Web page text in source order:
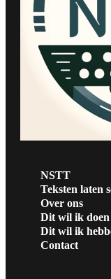
NSTT
Teksten laten
Over ons
Dit wil ik doen
Dit wil ik
Contact